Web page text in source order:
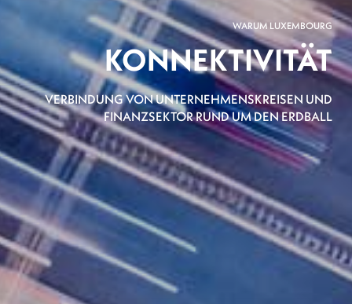
WARUM LUXEMBOURG
KONNEKTIVITÄT
VERBINDUNG VON UNTERNEHMENSKREISEN UND
FINANZSEKTOR RUND UM DEN ERDBALL